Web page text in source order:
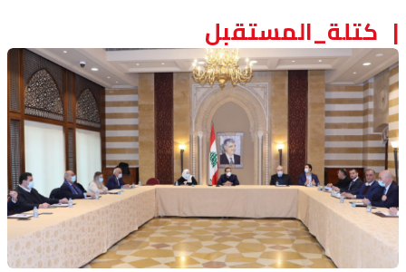
ثقافة ومجتمع
منوعات
كتلة_المستقبل